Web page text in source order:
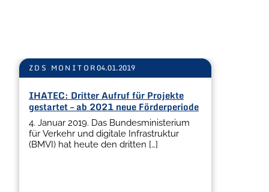
ZDS MONITOR04.01.2019
IHATEC: Dritter Aufruf für Projekte
gestartet – ab 2021 neue Förderperiode
4. Januar 2019. Das Bundesministerium
für Verkehr und digitale Infrastruktur
(BMVI) hat heute den dritten […]